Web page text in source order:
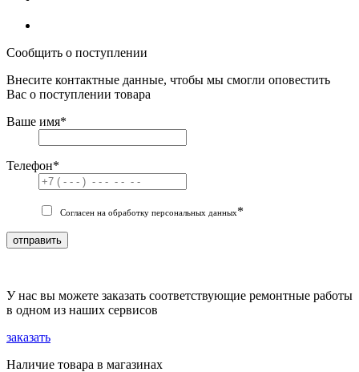
Сообщить о поступлении
Внесите контактные данные, чтобы мы смогли оповестить
Вас о поступлении товара
Ваше имя*
Телефон*
Согласен на обработку персональных данных*
отправить
У нас вы можете заказать соответствующие ремонтные работы
в одном из наших сервисов
заказать
Наличие товара в магазинах